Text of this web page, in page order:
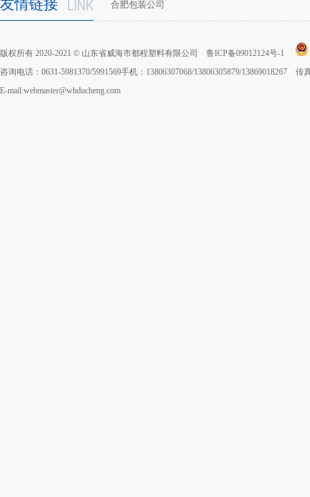
友情链接 合肥包装公司
版权所有 2020-2021 © 山东省威海市都程塑料有限公司 鲁ICP备09012124号-1
咨询电话：0631-5981370/5991569手机：13806307068/13806305879/13869018267
E-mail:webmaster@whducheng.com